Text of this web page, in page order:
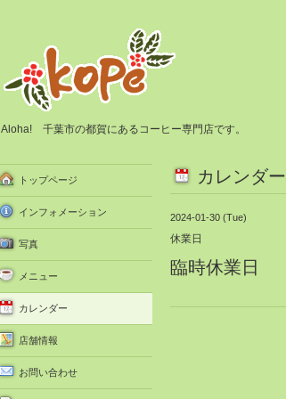
Aloha! 千葉市の都賀にあるコーヒー専門店です。
カレンダー
2024-01-30 (Tue)
休業日
臨時休業日
トップページ
インフォメーション
写真
メニュー
カレンダー
店舗情報
お問い合わせ